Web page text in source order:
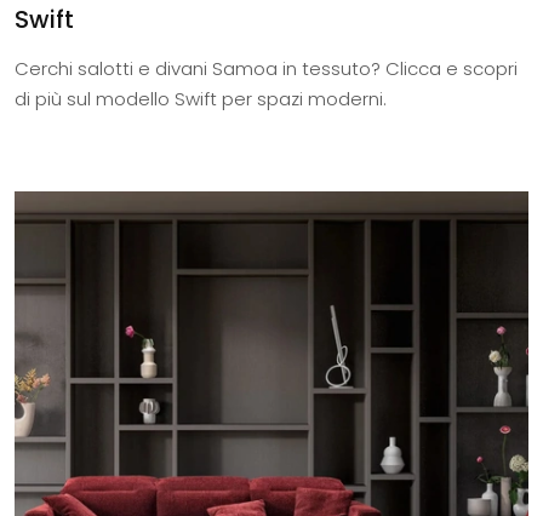
Swift
Cerchi salotti e divani Samoa in tessuto? Clicca e scopri
di più sul modello Swift per spazi moderni.